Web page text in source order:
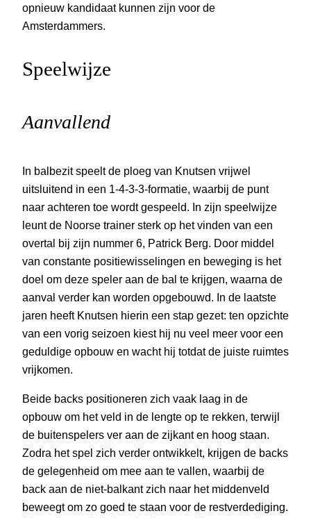
opnieuw kandidaat kunnen zijn voor de
Amsterdammers.
Speelwijze
Aanvallend
In balbezit speelt de ploeg van Knutsen vrijwel
uitsluitend in een 1-4-3-3-formatie, waarbij de punt
naar achteren toe wordt gespeeld. In zijn speelwijze
leunt de Noorse trainer sterk op het vinden van een
overtal bij zijn nummer 6, Patrick Berg. Door middel
van constante positiewisselingen en beweging is het
doel om deze speler aan de bal te krijgen, waarna de
aanval verder kan worden opgebouwd. In de laatste
jaren heeft Knutsen hierin een stap gezet: ten opzichte
van een vorig seizoen kiest hij nu veel meer voor een
geduldige opbouw en wacht hij totdat de juiste ruimtes
vrijkomen.
Beide backs positioneren zich vaak laag in de
opbouw om het veld in de lengte op te rekken, terwijl
de buitenspelers ver aan de zijkant en hoog staan.
Zodra het spel zich verder ontwikkelt, krijgen de backs
de gelegenheid om mee aan te vallen, waarbij de
back aan de niet-balkant zich naar het middenveld
beweegt om zo goed te staan voor de restverdediging.